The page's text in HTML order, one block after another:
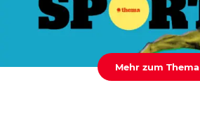
Mehr zum Thema